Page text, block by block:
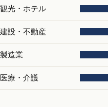
観光・ホテル
建設・不動産
製造業
医療・介護